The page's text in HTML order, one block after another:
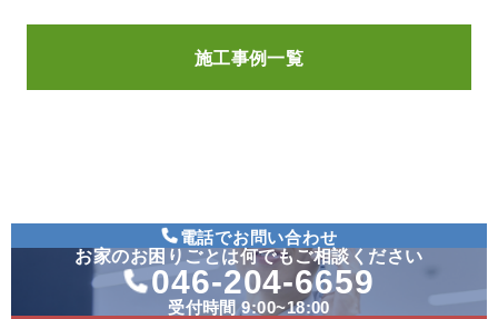
施工事例一覧
電話でお問い合わせ
お家のお困りごとは何でもご相談ください
046-204-6659
受付時間 9:00~18:00